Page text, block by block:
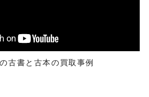
古書と古本の買取事例